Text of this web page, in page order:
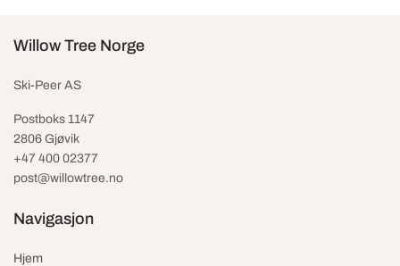
Willow Tree Norge
Ski-Peer AS
Postboks 1147
2806 Gjøvik
+47 400 02377
post@willowtree.no
Navigasjon
Hjem